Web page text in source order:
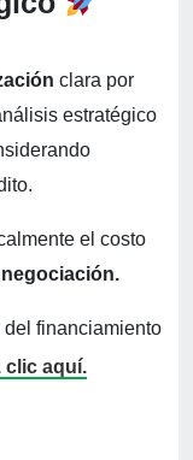
clara por
estratégico
el costo
del financiamiento
clic aquí.